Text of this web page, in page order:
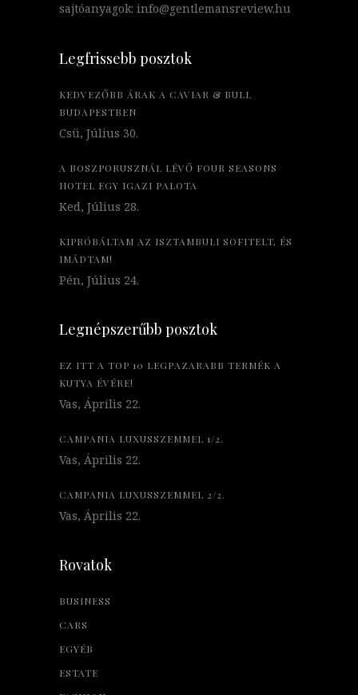
sajtóanyagok: info@gentlemansreview.hu
Legfrissebb posztok
KEDVEZŐBB ÁRAK A CAVIAR & BULL
BUDAPESTBEN
Csü, Július 30.
A BOSZPORUSZNÁL LÉVŐ FOUR SEASONS
HOTEL EGY IGAZI PALOTA
Ked, Július 28.
KIPRÓBÁLTAM AZ ISZTAMBULI SOFITELT, ÉS
IMÁDTAM!
Pén, Július 24.
Legnépszerűbb posztok
EZ ITT A TOP 10 LEGPAZARABB TERMÉK A
KUTYA ÉVÉRE!
Vas, Április 22.
CAMPANIA LUXUSSZEMMEL 1/2.
Vas, Április 22.
CAMPANIA LUXUSSZEMMEL 2/2.
Vas, Április 22.
Rovatok
BUSINESS
CARS
EGYÉB
ESTATE